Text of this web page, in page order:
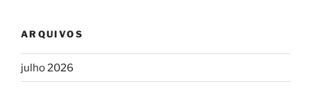
ARQUIVOS
julho 2026